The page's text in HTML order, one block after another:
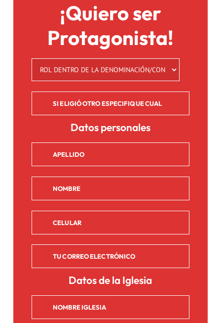
¡Quiero ser
Protagonista!
Datos personales
Datos de la Iglesia